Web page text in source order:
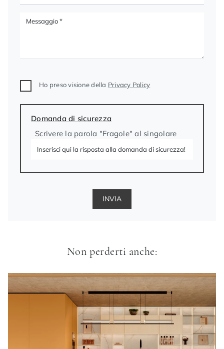
Ho preso visione della Privacy Policy
Domanda di sicurezza
Scrivere la parola "Fragole" al singolare
INVIA
Non perderti anche: